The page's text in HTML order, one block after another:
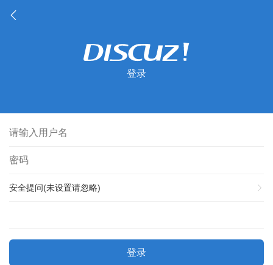
登录
安全提问(未设置请忽略)
登录